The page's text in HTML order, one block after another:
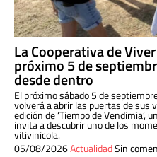
La Cooperativa de
próximo 5 de
desde dentro
El próximo sábado 5 de
volverá a abrir las puertas de sus
edición de ‘Tiempo de Vendimia’,
invita a descubrir uno de los
vitivinícola.
05/08/2026ActualidadSin